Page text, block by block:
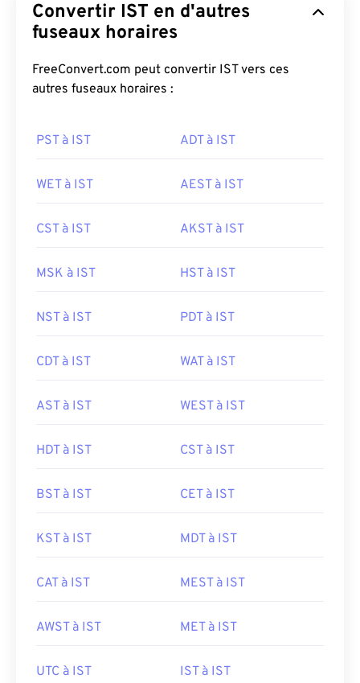
Convertir IST en d'autres
fuseaux horaires
FreeConvert.com peut convertir IST vers ces
autres fuseaux horaires :
PST à IST ADT à IST
WET à IST AEST à IST
CST à IST AKST à IST
MSK à IST HST à IST
NST à IST PDT à IST
CDT à IST WAT à IST
AST à IST WEST à IST
HDT à IST CST à IST
BST à IST CET à IST
KST à IST MDT à IST
CAT à IST MEST à IST
AWST à IST MET à IST
UTC à IST IST à IST